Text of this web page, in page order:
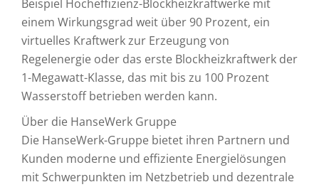
Beispiel Hocheffizienz-Blockheizkraftwerke mit
einem Wirkungsgrad weit über 90 Prozent, ein
virtuelles Kraftwerk zur Erzeugung von
Regelenergie oder das erste Blockheizkraftwerk der
1-Megawatt-Klasse, das mit bis zu 100 Prozent
Wasserstoff betrieben werden kann.
Über die HanseWerk Gruppe
Die HanseWerk-Gruppe bietet ihren Partnern und
Kunden moderne und effiziente Energielösungen
mit Schwerpunkten im Netzbetrieb und dezentrale